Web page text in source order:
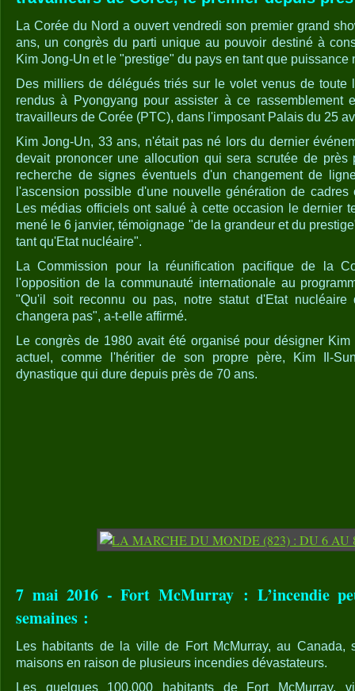
La Corée du Nord a ouvert vendredi son premier grand
ans, un congrès du parti unique au pouvoir destiné à
Kim Jong-Un et le "prestige" du pays en tant que puissance
Des milliers de délégués triés sur le volet venus de toute
rendus à Pyongyang pour assister à ce rassemblement
travailleurs de Corée (PTC), dans l'imposant Palais du 25
Kim Jong-Un, 33 ans, n'était pas né lors du dernier
devait prononcer une allocution qui sera scrutée de près
recherche de signes éventuels d'un changement de
l'ascension possible d'une nouvelle génération de
Les médias officiels ont salué à cette occasion le dernier
mené le 6 janvier, témoignage "de la grandeur et du
tant qu'Etat nucléaire".
La Commission pour la réunification pacifique de la
l'opposition de la communauté internationale au
"Qu'il soit reconnu ou pas, notre statut d'Etat
changera pas", a-t-elle affirmé.
Le congrès de 1980 avait été organisé pour désigner
actuel, comme l'héritier de son propre père, Kim Il-
dynastique qui dure depuis près de 70 ans.
7 mai 2016 - Fort McMurray : L’incendie
semaines :
Les habitants de la ville de Fort McMurray, au Canada,
maisons en raison de plusieurs incendies dévastateurs.
Les quelques 100.000 habitants de Fort